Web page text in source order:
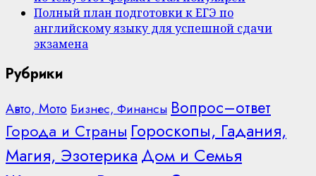
Полный план подготовки к ЕГЭ по
английскому языку для успешной сдачи
экзамена
Рубрики
Авто, Мото Бизнес, Финансы Вопрос–ответ
Города и Страны Гороскопы, Гадания,
Магия, Эзотерика Дом и Семья